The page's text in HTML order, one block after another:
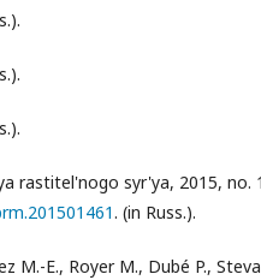
rastitel'nogo syr'ya, 2015, no.
. (in Russ.).
M.-E., Royer M., Dubé P.,